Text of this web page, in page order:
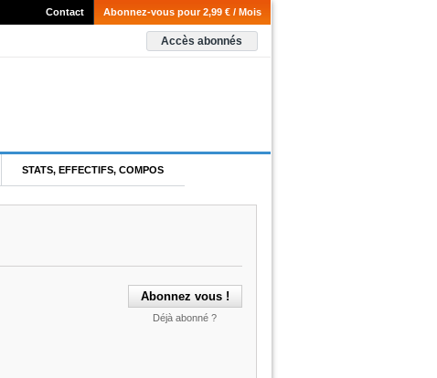
Abonnez-vous pour 2,99 € / Mois
Contact
Accès abonnés
STATS, EFFECTIFS, COMPOS
Déjà abonné ?